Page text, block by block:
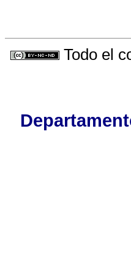
Todo el